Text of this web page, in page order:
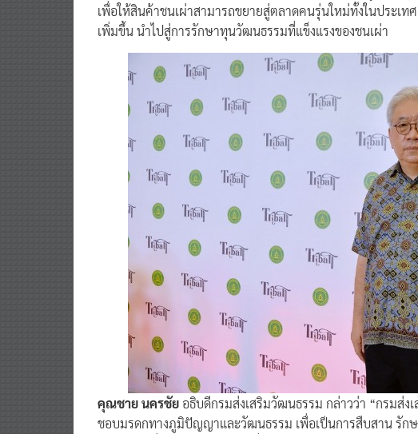
เพื่อให้สินค้าชนเผ่าสามารถขยายสู่ตลาดคนรุ่นใหม่ทั้งในประเท
เพิ่มขึ้น นำไปสู่การรักษาทุนวัฒนธรรมที่แข็งแรงของชนเผ่า
คุณชาย นครชัย อธิบดีกรมส่งเสริมวัฒนธรรม กล่าวว่า “กรมส่
ชอบมรดกทางภูมิปัญญาและวัฒนธรรม เพื่อเป็นการสืบสาน รัก